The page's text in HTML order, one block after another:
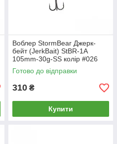
Воблер StormBear Джерк-
бейт (JerkBait) StBR-1A
105mm-30g-SS колір #026
Готово до відправки
310 ₴
Купити